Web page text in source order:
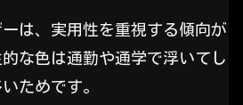
は、実用性を重視する傾向が
な色は通勤や通学で浮いてし
ためです。